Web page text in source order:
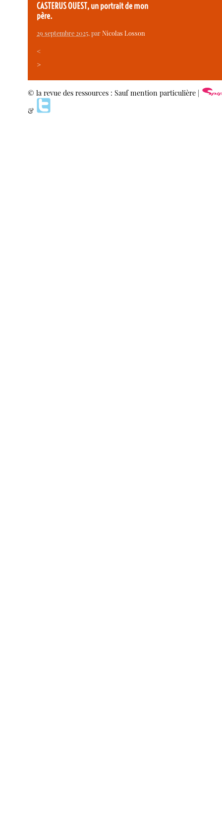
CASTERUS OUEST, un portrait de mon
père.
29 septembre 2025, parNicolas Losson
<
>
© la revue des ressources : Sauf mention particulière |
&